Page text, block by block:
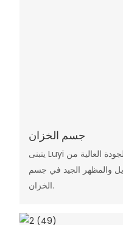
جسم الخزان
يتبنى Luyi الجهاز المتقدم ، الذي يضمن الجودة العالية من
والمظهر الجيد في جسم
الخزان.